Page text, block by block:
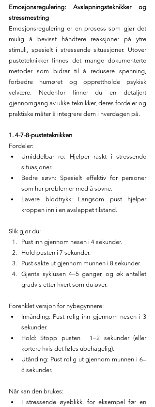
Emosjonsregulering: Avslapningsteknikker og
stressmestring
Emosjonsregulering er en prosess som gjør det
mulig å bevisst håndtere reaksjoner på ytre
stimuli, spesielt i stressende situasjoner. Utover
pusteteknikker finnes det mange dokumenterte
metoder som bidrar til å redusere spenning,
forbedre humøret og opprettholde psykisk
velvære. Nedenfor finner du en detaljert
gjennomgang av ulike teknikker, deres fordeler og
praktiske måter å integrere dem i hverdagen på.
1. 4-7-8-pusteteknikken
Fordeler:
Umiddelbar ro: Hjelper raskt i stressende
situasjoner.
Bedre søvn: Spesielt effektiv for personer
som har problemer med å sovne.
Lavere blodtrykk: Langsom pust hjelper
kroppen inn i en avslappet tilstand.
Slik gjør du:
Pust inn gjennom nesen i 4 sekunder.
Hold pusten i 7 sekunder.
Pust sakte ut gjennom munnen i 8 sekunder.
Gjenta syklusen 4–5 ganger, og øk antallet
gradvis etter hvert som du øver.
Forenklet versjon for nybegynnere:
Innånding: Pust rolig inn gjennom nesen i 3
sekunder.
Hold: Stopp pusten i 1–2 sekunder (eller
kortere hvis det føles ubehagelig).
Utånding: Pust rolig ut gjennom munnen i 6–
8 sekunder.
Når kan den brukes:
I stressende øyeblikk, for eksempel før en